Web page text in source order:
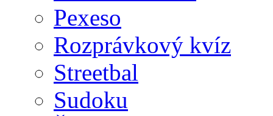
Pexeso
Rozprávkový kvíz
Streetbal
Sudoku